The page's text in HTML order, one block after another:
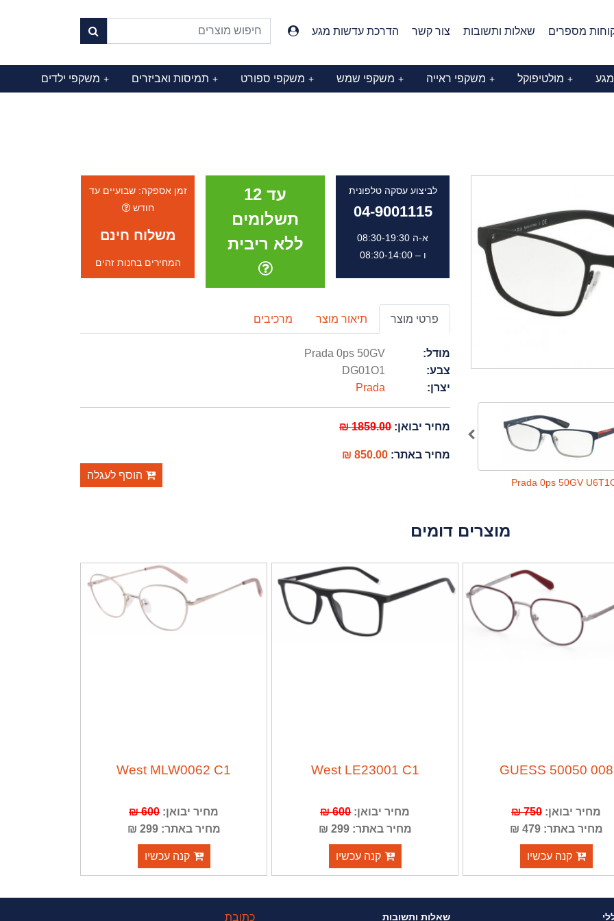
מספרים שאלות ותשובות צור קשר הדרכת עדשות מגע
מולטיפוקל + משקפי ראייה + משקפי שמש + משקפי ספורט + תמיסות ואביזרים + משקפי ילדים +
Prada 0ps 50GV
לביצוע עסקה טלפונית
04-9001115
א-ה 08:30-19:30
ו – 08:30-14:00
עד 12
תשלומים
ללא ריבית
זמן אספקה: שבועיים עד
חודש
משלוח חינם
המחירים בחנות זהים
פרטי מוצר תיאור מוצר מרכיבים
מודל:
Prada 0ps 50GV
צבע:
DG01O1
יצרן:
Prada
מחיר יבואן: 1859.00 ₪
מחיר באתר: 850.00 ₪
הוסף לעגלה
מוצרים דומים
008 GUESS 50050
מחיר יבואן: 750 ₪
מחיר באתר: 479 ₪
קנה עכשיו
West LE23001 C1
מחיר יבואן: 600 ₪
מחיר באתר: 299 ₪
קנה עכשיו
West MLW0062 C1
מחיר יבואן: 600 ₪
מחיר באתר: 299 ₪
קנה עכשיו
שאלות ותשובות כתובת